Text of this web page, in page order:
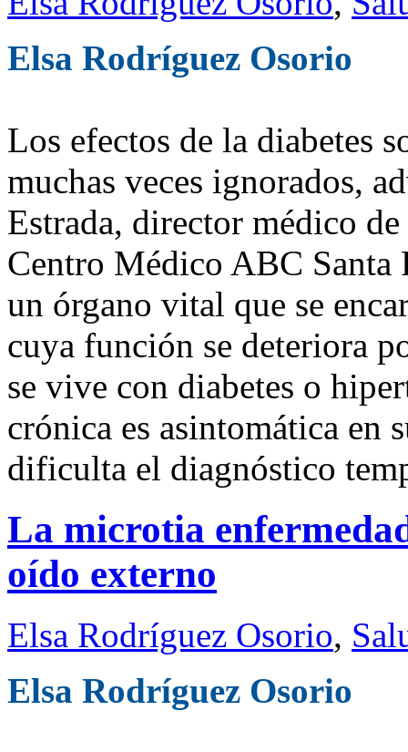
Elsa Rodríguez Osorio
Los efectos de la diabetes
muchas veces ignorados,
Estrada, director médico
Centro Médico ABC Santa
un órgano vital que se
cuya función se deteriora
se vive con diabetes o
crónica es asintomática en
dificulta el diagnóstico
La microtia
oído externo
Elsa Rodríguez Osorio,
Elsa Rodríguez Osorio